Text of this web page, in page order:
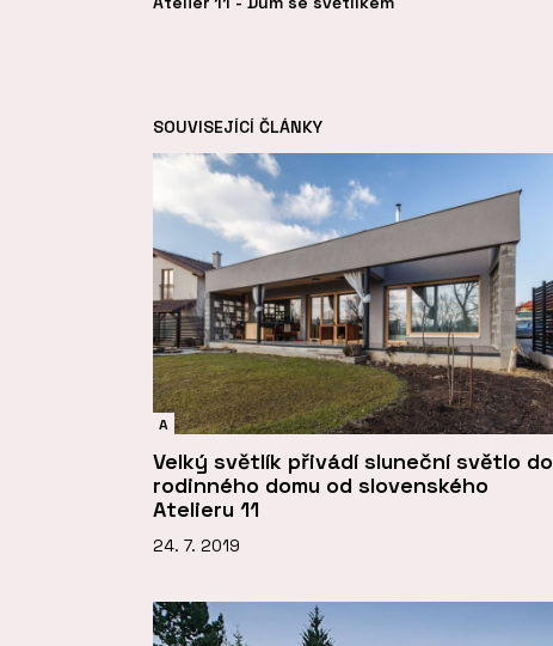
SOUVISEJÍCÍ ČLÁNKY
A
Velký světlík přivádí sluneční světlo do
rodinného domu od slovenského
Atelieru 11
24. 7. 2019